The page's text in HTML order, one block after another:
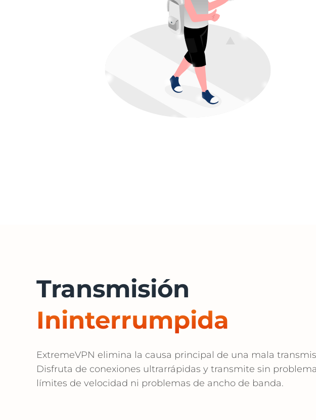
Transmisión
Ininterrumpida
ExtremeVPN elimina la causa principal de una mala
Disfruta de conexiones ultrarrápidas y transmite sin
límites de velocidad ni problemas de ancho de banda.